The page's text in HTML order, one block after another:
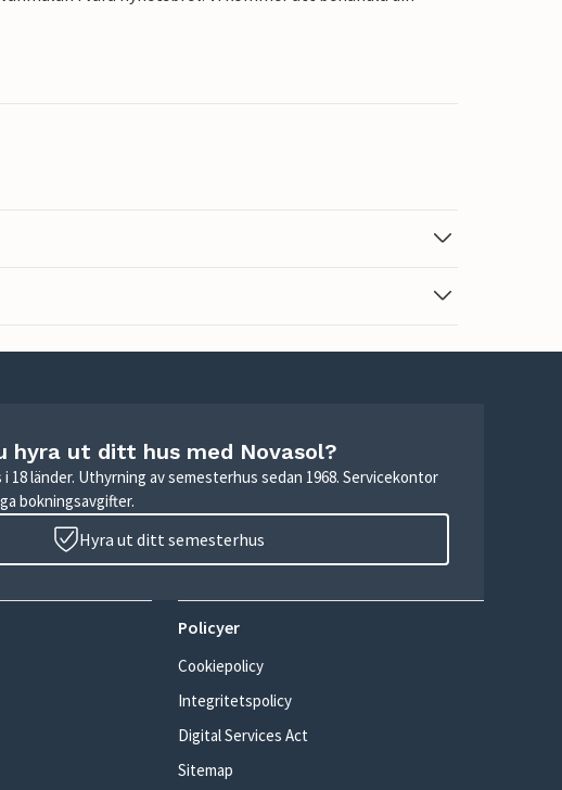
hyra ut ditt hus med Novasol?
i 18 länder. Uthyrning av semesterhus sedan 1968. Servicekontor
bokningsavgifter.
Hyra ut ditt semesterhus
Policyer
Cookiepolicy
Integritetspolicy
Digital Services Act
Sitemap